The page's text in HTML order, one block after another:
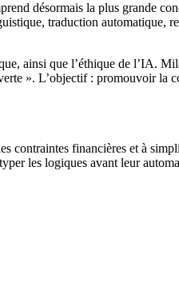
désormais la plus grande
traduction automatique,
ainsi que l’éthique de l’IA.
». L’objectif : promouvoir la
contraintes financières et à
les logiques avant leur